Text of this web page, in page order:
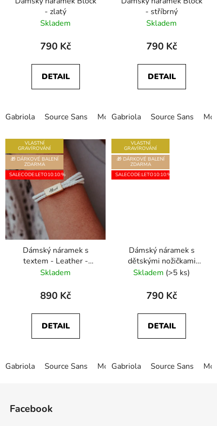
- zlatý
Skladem
790 Kč
DETAIL
Gabriola Source Sans Monotype Corsiva Freestyle
- stříbrný
Skladem
790 Kč
DETAIL
Gabriola Source Sans
VLASTNÍ
GRAVÍROVÁNÍ
🎁 DÁRKOVÉ BALENÍ
ZDARMA
SALECODE:LETO10:10:%
Dámský náramek s
textem - Leather -
Bílá/Zlatá
Skladem
890 Kč
DETAIL
Gabriola Source Sans Monotype Corsiva Freestyle
VLASTNÍ
GRAVÍROVÁNÍ
🎁 DÁRKOVÉ BALENÍ
ZDARMA
SALECODE:LETO10:10:%
Dámský náramek s
dětskými nožičkami
Heart
Skladem (>5 ks)
790 Kč
DETAIL
Gabriola Source Sans
Facebook